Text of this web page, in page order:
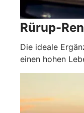
Rürup-
Die ideale
einen hohen